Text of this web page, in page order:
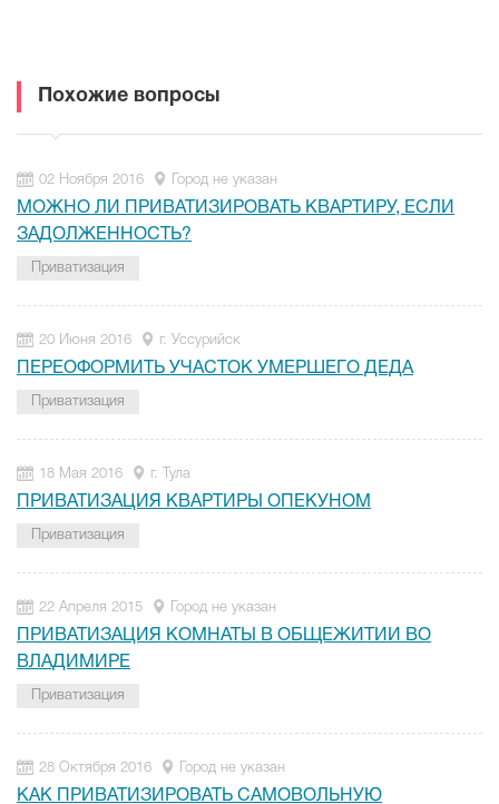
Похожие вопросы
02 Ноября 2016 Город не указан
МОЖНО ЛИ ПРИВАТИЗИРОВАТЬ КВАРТИРУ, ЕСЛИ
ЗАДОЛЖЕННОСТЬ?
Приватизация
20 Июня 2016 г. Уссурийск
ПЕРЕОФОРМИТЬ УЧАСТОК УМЕРШЕГО ДЕДА
Приватизация
18 Мая 2016 г. Тула
ПРИВАТИЗАЦИЯ КВАРТИРЫ ОПЕКУНОМ
Приватизация
22 Апреля 2015 Город не указан
ПРИВАТИЗАЦИЯ КОМНАТЫ В ОБЩЕЖИТИИ ВО
ВЛАДИМИРЕ
Приватизация
28 Октября 2016 Город не указан
КАК ПРИВАТИЗИРОВАТЬ САМОВОЛЬНУЮ